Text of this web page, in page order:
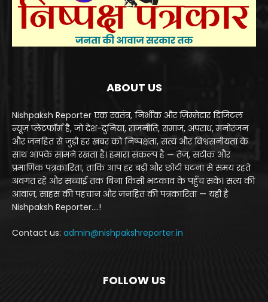
ABOUT US
Nishpaksh Reporter एक स्वतंत्र, निर्भीक और ज़िम्मेदार डिजिटल
न्यूज़ प्लेटफॉर्म है, जो देश-दुनिया, राजनीति, समाज, अपराध, मनोरंजन
और जनहित से जुड़ी हर खबर को निष्पक्षता, सत्य और विश्वसनीयता के
साथ आपके सामने रखता है। हमारा संकल्प है — तेज़, सटीक और
प्रमाणिक पत्रकारिता, ताकि आप हर बड़ी और छोटी घटना से समय रहते
अवगत रहें और सच्चाई तक बिना किसी भटकाव के पहुँच सकें। सत्य की
आवाज़, साहस की पहचान और जनहित की पत्रकारिता — यही है
Nishpaksh Reporter....!
Contact us: admin@nishpakshreporter.in
FOLLOW US